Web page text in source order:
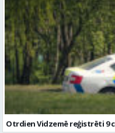
Otrdien Vidzemē reģistrēti 9